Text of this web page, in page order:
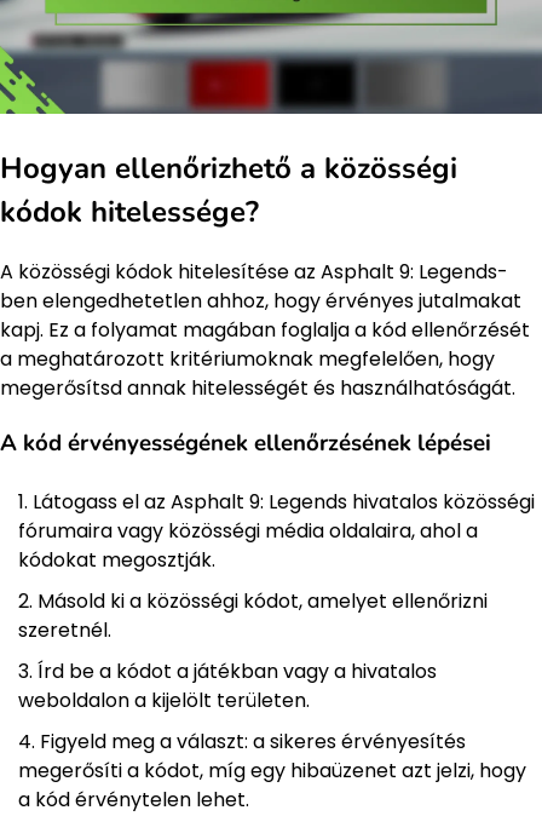
Hogyan ellenőrizhető a közösségi
kódok hitelessége?
A közösségi kódok hitelesítése az Asphalt 9: Legends-
ben elengedhetetlen ahhoz, hogy érvényes jutalmakat
kapj. Ez a folyamat magában foglalja a kód ellenőrzését
a meghatározott kritériumoknak megfelelően, hogy
megerősítsd annak hitelességét és használhatóságát.
A kód érvényességének ellenőrzésének lépései
Látogass el az Asphalt 9: Legends hivatalos közösségi
fórumaira vagy közösségi média oldalaira, ahol a
kódokat megosztják.
Másold ki a közösségi kódot, amelyet ellenőrizni
szeretnél.
Írd be a kódot a játékban vagy a hivatalos
weboldalon a kijelölt területen.
Figyeld meg a választ: a sikeres érvényesítés
megerősíti a kódot, míg egy hibaüzenet azt jelzi, hogy
a kód érvénytelen lehet.